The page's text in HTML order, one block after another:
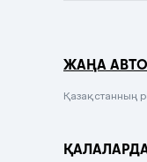
ЖАҢА АВТО
Қазақстанның